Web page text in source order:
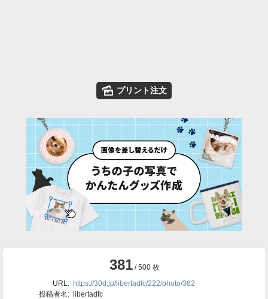
🌄 プリント注文
381/ 500 枚
URL: https://30d.jp/libertadfc/222/photo/382
投稿者名: libertadfc